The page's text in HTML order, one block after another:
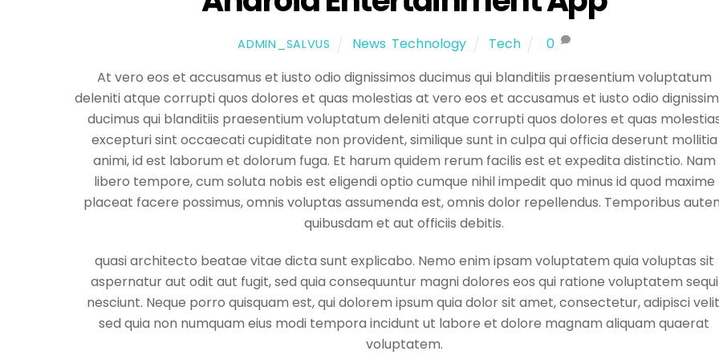
ADMIN_SALVUS News Technology Tech
0
At vero eos et accusamus et iusto odio dignissimos ducimus qui blanditiis praesentium voluptatum
deleniti atque corrupti quos dolores et quas molestias at vero eos et accusamus et iusto odio
ducimus qui blanditiis praesentium voluptatum deleniti atque corrupti quos dolores et quas
excepturi sint occaecati cupiditate non provident, similique sunt in culpa qui officia deserunt mollitia
animi, id est laborum et dolorum fuga. Et harum quidem rerum facilis est et expedita distinctio. Nam
libero tempore, cum soluta nobis est eligendi optio cumque nihil impedit quo minus id quod maxime
placeat facere possimus, omnis voluptas assumenda est, omnis dolor repellendus. Temporibus
quibusdam et aut officiis debitis.
quasi architecto beatae vitae dicta sunt explicabo. Nemo enim ipsam voluptatem quia voluptas sit
aspernatur aut odit aut fugit, sed quia consequuntur magni dolores eos qui ratione voluptatem sequi
nesciunt. Neque porro quisquam est, qui dolorem ipsum quia dolor sit amet, consectetur, adipisci
sed quia non numquam eius modi tempora incidunt ut labore et dolore magnam aliquam quaerat
voluptatem.